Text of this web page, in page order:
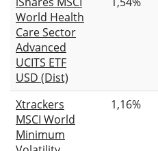
World Health
Care Sector
Advanced
UCITS ETF
USD (Dist)
Xtrackers
MSCI World
Minimum
1,16%